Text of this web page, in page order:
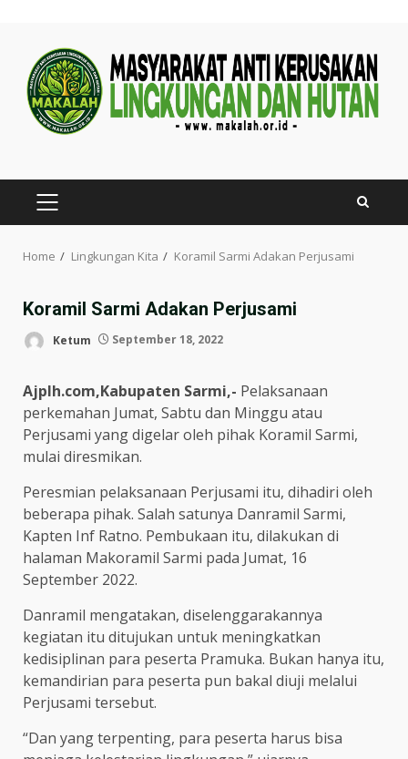
content
PRIMARY
MENU
Home Lingkungan Kita Koramil Sarmi Adakan Perjusami
Koramil Sarmi Adakan Perjusami
Ketum September 18, 2022
Ajplh.com,Kabupaten Sarmi,- Pelaksanaan
perkemahan Jumat, Sabtu dan Minggu atau
Perjusami yang digelar oleh pihak Koramil Sarmi,
mulai diresmikan.
Peresmian pelaksanaan Perjusami itu, dihadiri oleh
beberapa pihak. Salah satunya Danramil Sarmi,
Kapten Inf Ratno. Pembukaan itu, dilakukan di
halaman Makoramil Sarmi pada Jumat, 16
September 2022.
Danramil mengatakan, diselenggarakannya
kegiatan itu ditujukan untuk meningkatkan
kedisiplinan para peserta Pramuka. Bukan hanya itu,
kemandirian para peserta pun bakal diuji melalui
Perjusami tersebut.
“Dan yang terpenting, para peserta harus bisa